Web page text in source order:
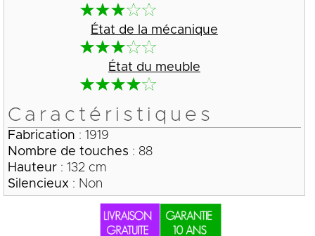
État de la mécanique
État du meuble
Caractéristiques
Fabrication : 1919
Nombre de touches : 88
Hauteur: 132 cm
Silencieux : Non